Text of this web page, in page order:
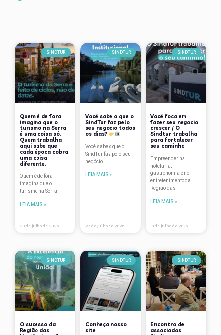
Convenção coletiva de trabalho
Convênios
Curiosidades
CURSOS E TREINAMENTOS
Data Comemorativa
Depoimentos
Dicas de Viagem
Flutua
Fórum Gramado de Estudos Turísticos
Hotelaria
lazer
Natal
Notícias
Nova Petrópolis
SINDTUR
Quem é de fora
imagina que o
turismo na Serra
é uma coisa só.
Quem trabalha
aqui sabe que
cada época cobra
uma coisa
diferente.
Quem é de fora
imagina que o
turismo na Serra
LEIA MAIS »
28 de julho de 2026
SINDTUR
Você sabe o que o
SindTur faz pelo
seu negócio todos
os dias?
Você sabe o que o
SindTur faz pelo seu
negócio
LEIA MAIS »
27 de julho de 2026
SINDTUR
Você foca em
fazer seu negocio
crescer / O
Sindtur trabalha
para fortalecer
seu caminho
Empreender na
hotelaria,
gastronomia e no
entretenimento da
Região das
LEIA MAIS »
19 de julho de 2026
SINDTUR
O sucesso da
Região das
SINDTUR
Conheça nosso
site
SINDTUR
Encontro de
associados